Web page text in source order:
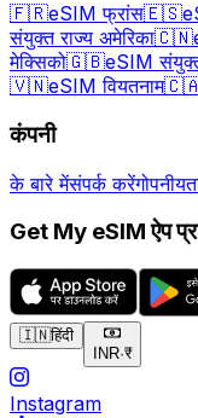
🇫🇷eSIM फ्रांस🇪🇸
संयुक्त राज्य अमेरिका🇨🇳
मेक्सिको🇬🇧eSIM
🇻🇳eSIM वियतनाम
कंपनी
के बारे मेंसंपर्क करें
Get My eSIM ऐप
🇮🇳हिंदी
INR·₹
Instagram